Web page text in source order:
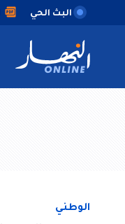
البث الحي
الوطني